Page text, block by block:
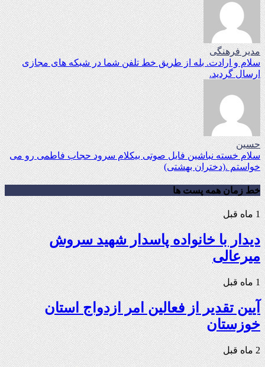
مدیر فرهنگی
سلام و ارادت. بله از طریق خط تلفن شما در شبکه های مجازی
ارسال گردید.
حسین
سلام خسته نباشین فایل صوتی بیکلام سرود حجاب فاطمی رو می
خواستم .(دختران بهشتی)
خط زمان همه پست ها
1 ماه قبل
دیدار با خانواده پاسدار شهید سروش
میرعالی
1 ماه قبل
آیین تقدیر از فعالین امر ازدواج استان
خوزستان
2 ماه قبل